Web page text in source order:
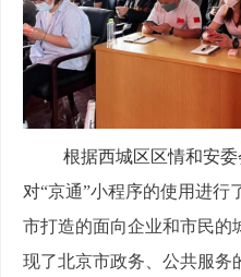
根据西城区区情和安
对“京通”小程序的使用进行
市打造的面向企业和市民的
现了北京市政务、公共服务